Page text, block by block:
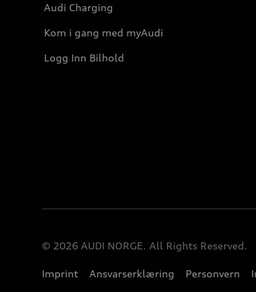
Audi Charging
Kom i gang med myAudi
Logg Inn Bilhold
© 2026 AUDI NORGE. All Rights Reserved.
Imprint Ansvarserklæring Personvern